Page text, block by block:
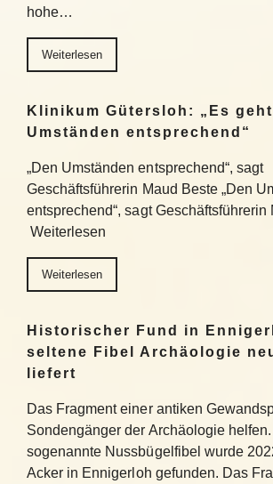
hohe…
Weiterlesen
Klinikum Gütersloh: „Es
Umständen entsprechend“
„Den Umständen entsprechend“, sagt
Geschäftsführerin Maud Beste „Den
entsprechend“, sagt Geschäftsführerin
Weiterlesen
Weiterlesen
Historischer Fund in
seltene Fibel Archäologie
liefert
Das Fragment einer antiken
Sondengänger der Archäologie
sogenannte Nussbügelfibel wurde
Acker in Ennigerloh gefunden. Das